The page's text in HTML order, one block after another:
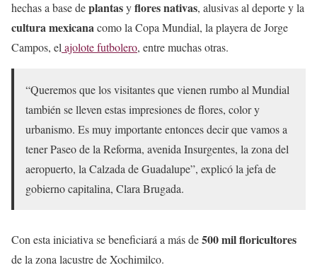
hechas a base deplantasyflores nativas, alusivas al deporte y la
cultura mexicanacomo la Copa Mundial, la playera de Jorge
Campos, el ajolote futbolero, entre muchas otras.
“Queremos que los visitantes que vienen rumbo al Mundial
también se lleven estas impresiones de flores, color y
urbanismo. Es muy importante entonces decir que vamos a
tener Paseo de la Reforma, avenida Insurgentes, la zona del
aeropuerto, la Calzada de Guadalupe”, explicó la jefa de
gobierno capitalina, Clara Brugada.
Con esta iniciativa se beneficiará a más de500 mil floricultores
de la zona lacustre de Xochimilco.